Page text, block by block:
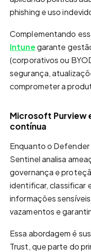
phishing e uso
Complementando
Intunegarante
(corporativos ou
segurança,
comprometer a
Microsoft Purview
contínua
Enquanto o
Sentinel analisa
governança e
identificar, classificar
informações
vazamentos e
Essa abordagem é
Trust, que parte do